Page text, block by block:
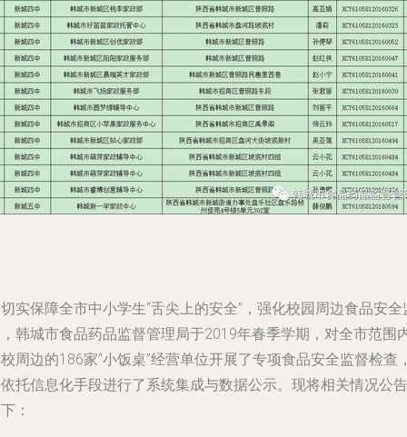
实保障全市中小学生“舌尖上的安全”，强化校园周边食品安全
韩城市食品药品监督管理局于2019年春季学期，对全市范围
周边的186家“小饭桌”经营单位开展了专项食品安全监督检查
托信息化手段进行了系统集成与数据公示。现将相关情况公告
：